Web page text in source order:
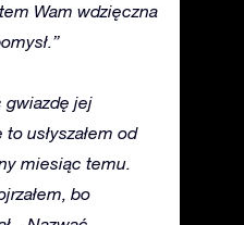
Wam wdzięczna
gwiazdę jej
usłyszałem od
miesiąc temu.
bo